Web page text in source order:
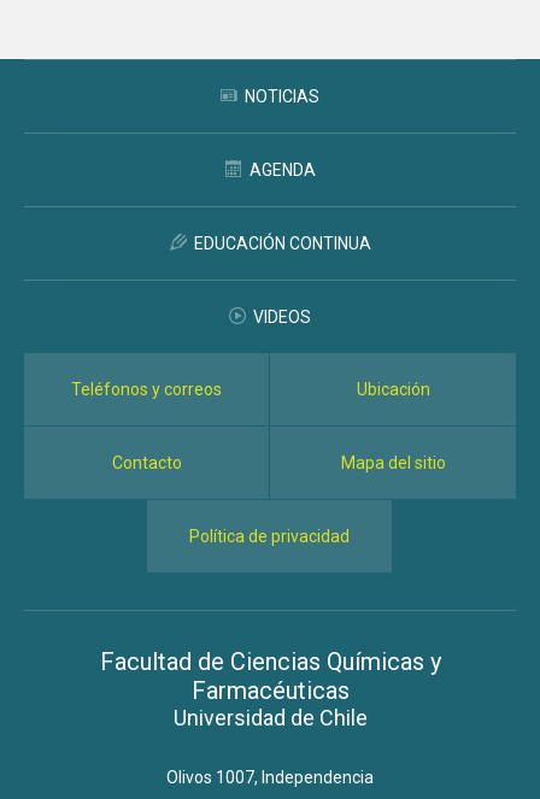
NOTICIAS
AGENDA
EDUCACIÓN CONTINUA
VIDEOS
Teléfonos y correos Ubicación
Contacto Mapa del sitio
Política de privacidad
Facultad de Ciencias Químicas y
Farmacéuticas
Universidad de Chile
Olivos 1007, Independencia